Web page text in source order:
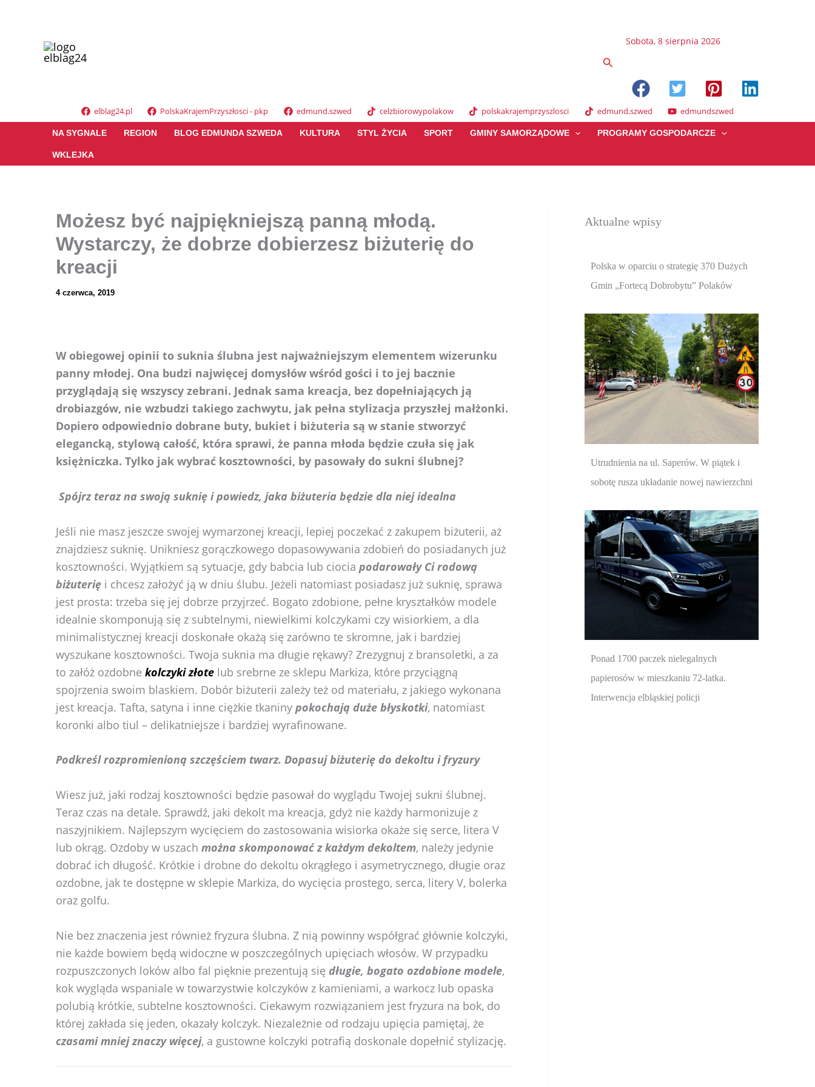
Szukaj
Sobota, 8 sierpnia 2026
elblag24.pl PolskaKrajemPrzyszłosci - pkp edmund.szwed celzbiorowypolakow polskakrajemprzyszlosci edmund.szwed edmundszwed
NA SYGNALE REGION BLOG EDMUNDA SZWEDA KULTURA STYL ŻYCIA SPORT GMINY SAMORZĄDOWE PROGRAMY GOSPODARCZE
WKLEJKA
Możesz być najpiękniejszą panną młodą.
Wystarczy, że dobrze dobierzesz biżuterię do
kreacji
4 czerwca, 2019
W obiegowej opinii to suknia ślubna jest najważniejszym elementem wizerunku
panny młodej. Ona budzi najwięcej domysłów wśród gości i to jej bacznie
przyglądają się wszyscy zebrani. Jednak sama kreacja, bez dopełniających ją
drobiazgów, nie wzbudzi takiego zachwytu, jak pełna stylizacja przyszłej małżonki.
Dopiero odpowiednio dobrane buty, bukiet i biżuteria są w stanie stworzyć
elegancką, stylową całość, która sprawi, że panna młoda będzie czuła się jak
księżniczka. Tylko jak wybrać kosztowności, by pasowały do sukni ślubnej?
Spójrz teraz na swoją suknię i powiedz, jaka biżuteria będzie dla niej idealna
Jeśli nie masz jeszcze swojej wymarzonej kreacji, lepiej poczekać z zakupem biżuterii, aż
znajdziesz suknię. Unikniesz gorączkowego dopasowywania zdobień do posiadanych już
kosztowności. Wyjątkiem są sytuacje, gdy babcia lub ciocia podarowały Ci rodową
biżuterię i chcesz założyć ją w dniu ślubu. Jeżeli natomiast posiadasz już suknię, sprawa
jest prosta: trzeba się jej dobrze przyjrzeć. Bogato zdobione, pełne kryształków modele
idealnie skomponują się z subtelnymi, niewielkimi kolczykami czy wisiorkiem, a dla
minimalistycznej kreacji doskonałe okażą się zarówno te skromne, jak i bardziej
wyszukane kosztowności. Twoja suknia ma długie rękawy? Zrezygnuj z bransoletki, a za
to załóż ozdobne kolczyki złote lub srebrne ze sklepu Markiza, które przyciągną
spojrzenia swoim blaskiem. Dobór biżuterii zależy też od materiału, z jakiego wykonana
jest kreacja. Tafta, satyna i inne ciężkie tkaniny pokochają duże błyskotki, natomiast
koronki albo tiul – delikatniejsze i bardziej wyrafinowane.
Podkreśl rozpromienioną szczęściem twarz. Dopasuj biżuterię do dekoltu i fryzury
Wiesz już, jaki rodzaj kosztowności będzie pasował do wyglądu Twojej sukni ślubnej.
Teraz czas na detale. Sprawdź, jaki dekolt ma kreacja, gdyż nie każdy harmonizuje z
naszyjnikiem. Najlepszym wycięciem do zastosowania wisiorka okaże się serce, litera V
lub okrąg. Ozdoby w uszach można skomponować z każdym dekoltem, należy jedynie
dobrać ich długość. Krótkie i drobne do dekoltu okrągłego i asymetrycznego, długie oraz
ozdobne, jak te dostępne w sklepie Markiza, do wycięcia prostego, serca, litery V, bolerka
oraz golfu.
Nie bez znaczenia jest również fryzura ślubna. Z nią powinny współgrać głównie kolczyki,
nie każde bowiem będą widoczne w poszczególnych upięciach włosów. W przypadku
rozpuszczonych loków albo fal pięknie prezentują się długie, bogato ozdobione modele,
kok wygląda wspaniale w towarzystwie kolczyków z kamieniami, a warkocz lub opaska
polubią krótkie, subtelne kosztowności. Ciekawym rozwiązaniem jest fryzura na bok, do
której zakłada się jeden, okazały kolczyk. Niezależnie od rodzaju upięcia pamiętaj, że
czasami mniej znaczy więcej, a gustowne kolczyki potrafią doskonale dopełnić stylizację.
Aktualne wpisy
Polska w oparciu o strategię 370 Dużych
Gmin „Fortecą Dobrobytu” Polaków
Utrudnienia na ul. Saperów. W piątek i
sobotę rusza układanie nowej nawierzchni
Ponad 1700 paczek nielegalnych
papierosów w mieszkaniu 72-latka.
Interwencja elbląskiej policji